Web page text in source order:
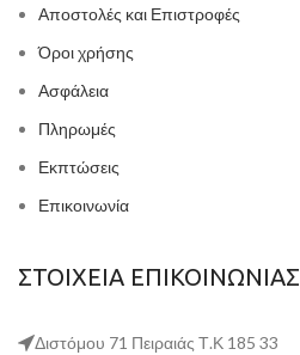
Αποστολές και Επιστροφές
Όροι χρήσης
Ασφάλεια
Πληρωμές
Εκπτώσεις
Επικοινωνία
ΣΤΟΙΧΕΙΑ ΕΠΙΚΟΙΝΩΝΙΑΣ
Διστόμου 71 Πειραιάς Τ.Κ 185 33